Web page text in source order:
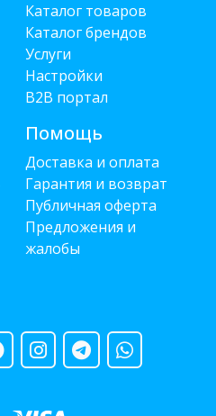
Каталог товаров
Каталог брендов
Услуги
Настройки
B2B портал
Помощь
Доставка и оплата
Гарантия и возврат
Публичная оферта
Предложения и
жалобы